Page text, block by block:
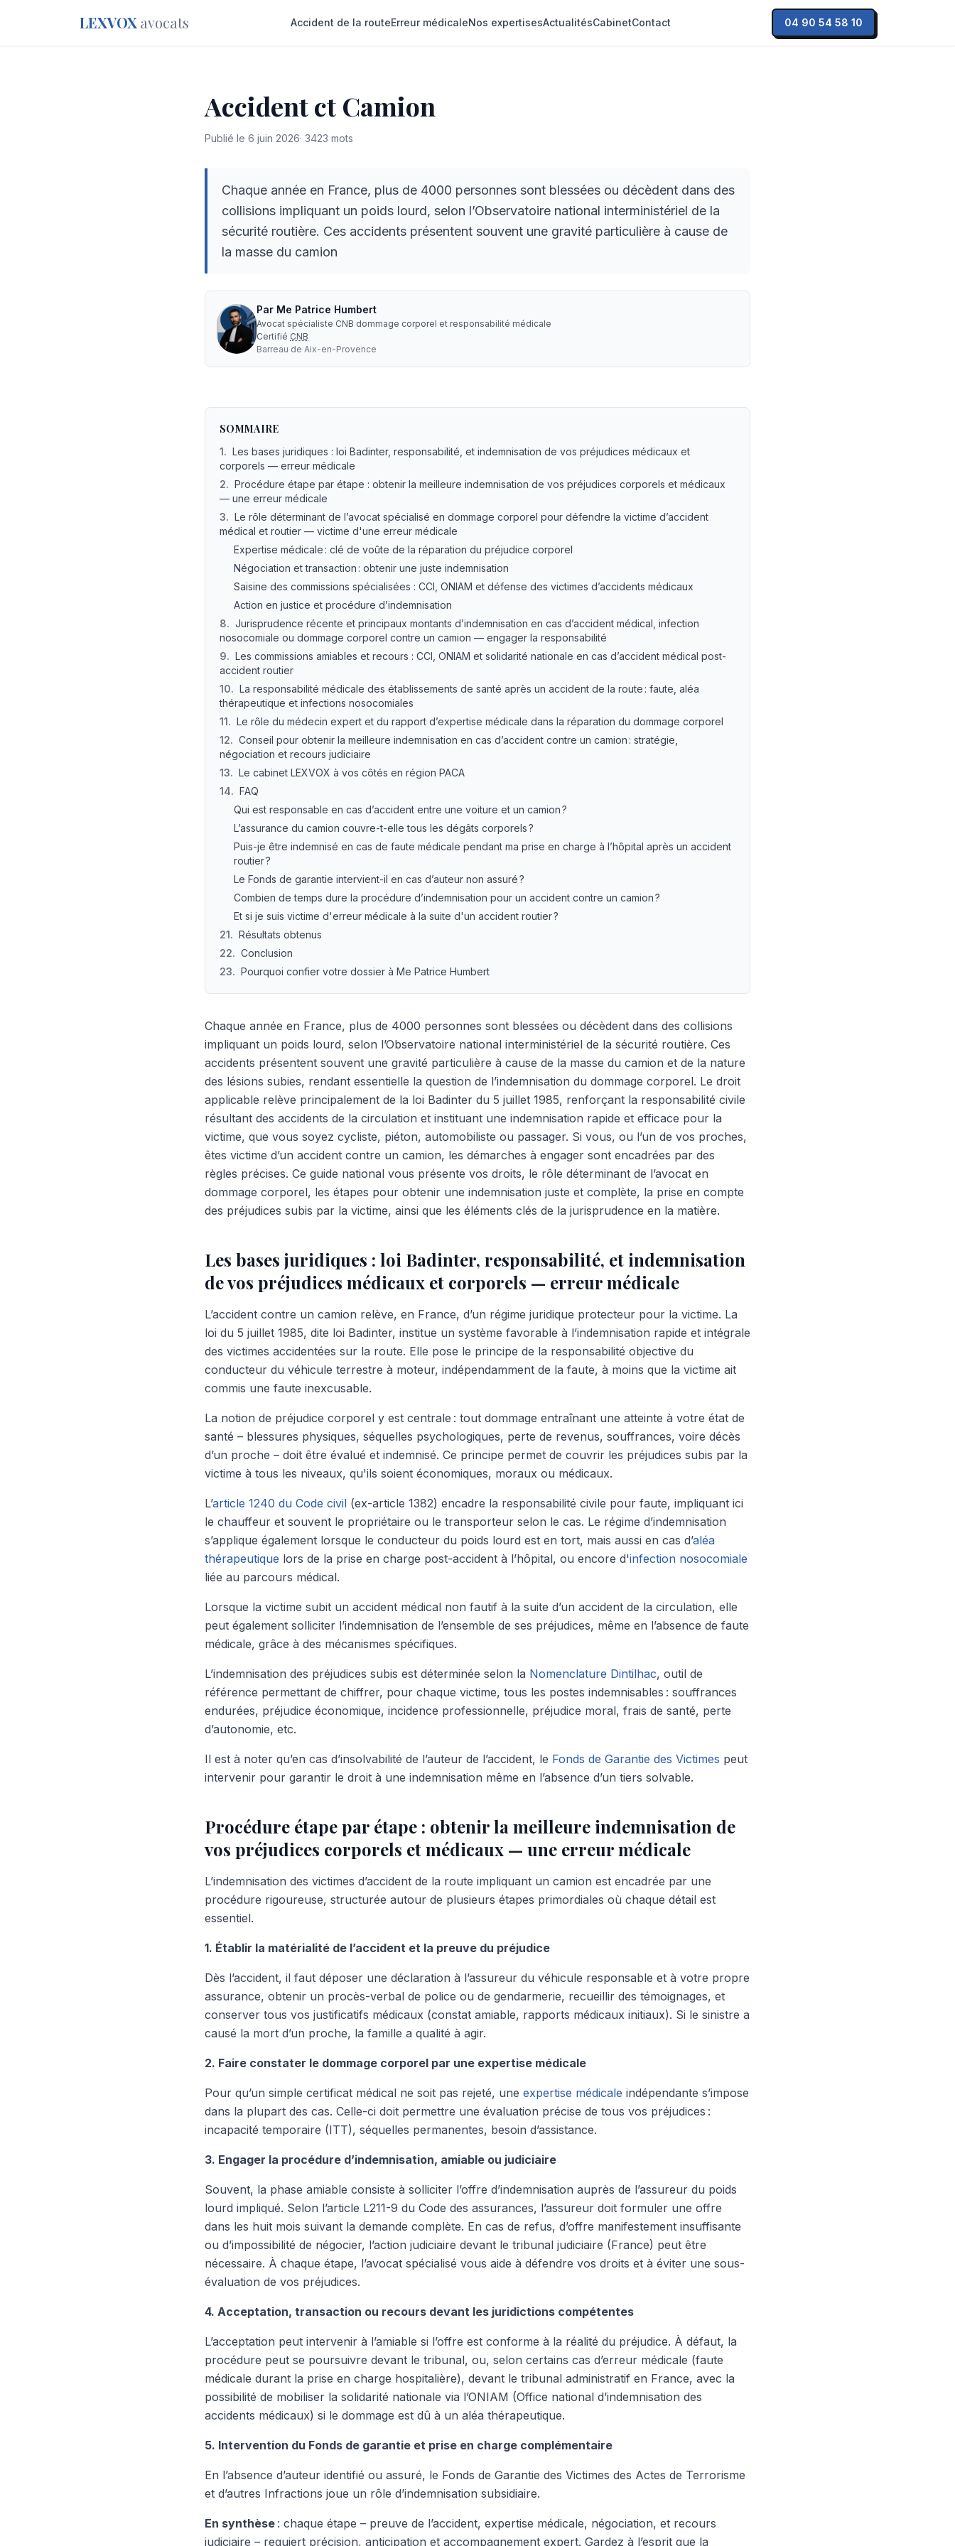
LEXVOX avocats Accident de la routeErreur médicaleNos expertisesActualitésCabinetContact 04 90 54 58 10
Accident ct Camion
Publié le 6 juin 2026· 3423 mots
Chaque année en France, plus de 4000 personnes sont blessées ou décèdent dans des
collisions impliquant un poids lourd, selon l’Observatoire national interministériel de la
sécurité routière. Ces accidents présentent souvent une gravité particulière à cause de
la masse du camion
Par Me Patrice Humbert
Avocat spécialiste CNB dommage corporel et responsabilité médicale
Certifié CNB
Barreau de Aix-en-Provence
SOMMAIRE
1. Les bases juridiques : loi Badinter, responsabilité, et indemnisation de vos préjudices médicaux et
corporels — erreur médicale
2. Procédure étape par étape : obtenir la meilleure indemnisation de vos préjudices corporels et médicaux
— une erreur médicale
3. Le rôle déterminant de l’avocat spécialisé en dommage corporel pour défendre la victime d’accident
médical et routier — victime d'une erreur médicale
Expertise médicale : clé de voûte de la réparation du préjudice corporel
Négociation et transaction : obtenir une juste indemnisation
Saisine des commissions spécialisées : CCI, ONIAM et défense des victimes d’accidents médicaux
Action en justice et procédure d’indemnisation
8. Jurisprudence récente et principaux montants d’indemnisation en cas d’accident médical, infection
nosocomiale ou dommage corporel contre un camion — engager la responsabilité
9. Les commissions amiables et recours : CCI, ONIAM et solidarité nationale en cas d’accident médical post-
accident routier
10. La responsabilité médicale des établissements de santé après un accident de la route : faute, aléa
thérapeutique et infections nosocomiales
11. Le rôle du médecin expert et du rapport d’expertise médicale dans la réparation du dommage corporel
12. Conseil pour obtenir la meilleure indemnisation en cas d’accident contre un camion : stratégie,
négociation et recours judiciaire
13. Le cabinet LEXVOX à vos côtés en région PACA
14. FAQ
Qui est responsable en cas d’accident entre une voiture et un camion ?
L’assurance du camion couvre-t-elle tous les dégâts corporels ?
Puis-je être indemnisé en cas de faute médicale pendant ma prise en charge à l’hôpital après un accident
routier ?
Le Fonds de garantie intervient-il en cas d’auteur non assuré ?
Combien de temps dure la procédure d’indemnisation pour un accident contre un camion ?
Et si je suis victime d'erreur médicale à la suite d'un accident routier ?
21. Résultats obtenus
22. Conclusion
23. Pourquoi confier votre dossier à Me Patrice Humbert
Chaque année en France, plus de 4000 personnes sont blessées ou décèdent dans des collisions
impliquant un poids lourd, selon l’Observatoire national interministériel de la sécurité routière. Ces
accidents présentent souvent une gravité particulière à cause de la masse du camion et de la nature
des lésions subies, rendant essentielle la question de l’indemnisation du dommage corporel. Le droit
applicable relève principalement de la loi Badinter du 5 juillet 1985, renforçant la responsabilité civile
résultant des accidents de la circulation et instituant une indemnisation rapide et efficace pour la
victime, que vous soyez cycliste, piéton, automobiliste ou passager. Si vous, ou l’un de vos proches,
êtes victime d’un accident contre un camion, les démarches à engager sont encadrées par des
règles précises. Ce guide national vous présente vos droits, le rôle déterminant de l’avocat en
dommage corporel, les étapes pour obtenir une indemnisation juste et complète, la prise en compte
des préjudices subis par la victime, ainsi que les éléments clés de la jurisprudence en la matière.
Les bases juridiques : loi Badinter, responsabilité, et indemnisation
de vos préjudices médicaux et corporels — erreur médicale
L’accident contre un camion relève, en France, d’un régime juridique protecteur pour la victime. La
loi du 5 juillet 1985, dite loi Badinter, institue un système favorable à l’indemnisation rapide et intégrale
des victimes accidentées sur la route. Elle pose le principe de la responsabilité objective du
conducteur du véhicule terrestre à moteur, indépendamment de la faute, à moins que la victime ait
commis une faute inexcusable.
La notion de préjudice corporel y est centrale : tout dommage entraînant une atteinte à votre état de
santé – blessures physiques, séquelles psychologiques, perte de revenus, souffrances, voire décès
d’un proche – doit être évalué et indemnisé. Ce principe permet de couvrir les préjudices subis par la
victime à tous les niveaux, qu'ils soient économiques, moraux ou médicaux.
L’article 1240 du Code civil (ex-article 1382) encadre la responsabilité civile pour faute, impliquant ici
le chauffeur et souvent le propriétaire ou le transporteur selon le cas. Le régime d’indemnisation
s’applique également lorsque le conducteur du poids lourd est en tort, mais aussi en cas d’aléa
thérapeutique lors de la prise en charge post-accident à l’hôpital, ou encore d'infection nosocomiale
liée au parcours médical.
Lorsque la victime subit un accident médical non fautif à la suite d’un accident de la circulation, elle
peut également solliciter l’indemnisation de l’ensemble de ses préjudices, même en l’absence de faute
médicale, grâce à des mécanismes spécifiques.
L’indemnisation des préjudices subis est déterminée selon la Nomenclature Dintilhac, outil de
référence permettant de chiffrer, pour chaque victime, tous les postes indemnisables : souffrances
endurées, préjudice économique, incidence professionnelle, préjudice moral, frais de santé, perte
d’autonomie, etc.
Il est à noter qu’en cas d’insolvabilité de l’auteur de l’accident, le Fonds de Garantie des Victimes peut
intervenir pour garantir le droit à une indemnisation même en l’absence d’un tiers solvable.
Procédure étape par étape : obtenir la meilleure indemnisation de
vos préjudices corporels et médicaux — une erreur médicale
L’indemnisation des victimes d’accident de la route impliquant un camion est encadrée par une
procédure rigoureuse, structurée autour de plusieurs étapes primordiales où chaque détail est
essentiel.
1. Établir la matérialité de l’accident et la preuve du préjudice
Dès l’accident, il faut déposer une déclaration à l’assureur du véhicule responsable et à votre propre
assurance, obtenir un procès-verbal de police ou de gendarmerie, recueillir des témoignages, et
conserver tous vos justificatifs médicaux (constat amiable, rapports médicaux initiaux). Si le sinistre a
causé la mort d’un proche, la famille a qualité à agir.
2. Faire constater le dommage corporel par une expertise médicale
Pour qu’un simple certificat médical ne soit pas rejeté, une expertise médicale indépendante s’impose
dans la plupart des cas. Celle-ci doit permettre une évaluation précise de tous vos préjudices :
incapacité temporaire (ITT), séquelles permanentes, besoin d’assistance.
3. Engager la procédure d’indemnisation, amiable ou judiciaire
Souvent, la phase amiable consiste à solliciter l’offre d’indemnisation auprès de l’assureur du poids
lourd impliqué. Selon l’article L211-9 du Code des assurances, l’assureur doit formuler une offre
dans les huit mois suivant la demande complète. En cas de refus, d’offre manifestement insuffisante
ou d’impossibilité de négocier, l’action judiciaire devant le tribunal judiciaire (France) peut être
nécessaire. À chaque étape, l’avocat spécialisé vous aide à défendre vos droits et à éviter une sous-
évaluation de vos préjudices.
4. Acceptation, transaction ou recours devant les juridictions compétentes
L’acceptation peut intervenir à l’amiable si l’offre est conforme à la réalité du préjudice. À défaut, la
procédure peut se poursuivre devant le tribunal, ou, selon certains cas d’erreur médicale (faute
médicale durant la prise en charge hospitalière), devant le tribunal administratif en France, avec la
possibilité de mobiliser la solidarité nationale via l’ONIAM (Office national d’indemnisation des
accidents médicaux) si le dommage est dû à un aléa thérapeutique.
5. Intervention du Fonds de garantie et prise en charge complémentaire
En l’absence d’auteur identifié ou assuré, le Fonds de Garantie des Victimes des Actes de Terrorisme
et d’autres Infractions joue un rôle d’indemnisation subsidiaire.
En synthèse : chaque étape – preuve de l’accident, expertise médicale, négociation, et recours
judiciaire – requiert précision, anticipation et accompagnement expert. Gardez à l’esprit que la